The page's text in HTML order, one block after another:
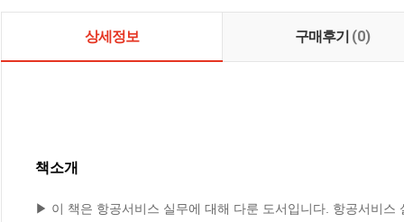
상세정보 구매후기 (0)
책소개
▶ 이 책은 항공서비스 실무에 대해 다룬 도서입니다. 항공서비